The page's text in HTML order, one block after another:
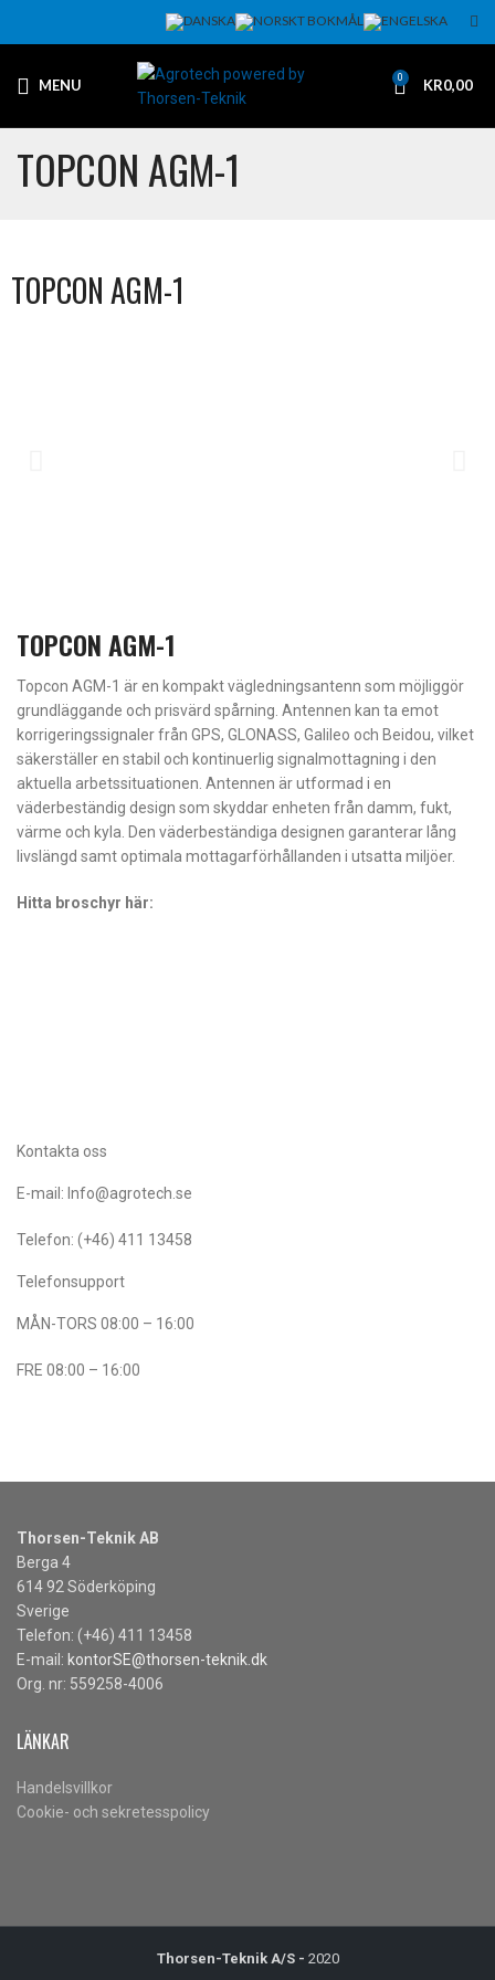
MENU 0 KR0,00
TOPCON AGM-1
TOPCON AGM-1
TOPCON AGM-1
Topcon AGM-1 är en kompakt vägledningsantenn som möjliggör
grundläggande och prisvärd spårning. Antennen kan ta emot
korrigeringssignaler från GPS, GLONASS, Galileo och Beidou, vilket
säkerställer en stabil och kontinuerlig signalmottagning i den
aktuella arbetssituationen. Antennen är utformad i en
väderbeständig design som skyddar enheten från damm, fukt,
värme och kyla. Den väderbeständiga designen garanterar lång
livslängd samt optimala mottagarförhållanden i utsatta miljöer.
Hitta broschyr här:
Kontakta oss
E-mail: Info@agrotech.se
Telefon: (+46) 411 13458
Telefonsupport
MÅN-TORS 08:00 – 16:00
FRE 08:00 – 16:00
Thorsen-Teknik AB
Berga 4
614 92 Söderköping
Sverige
Telefon: (+46) 411 13458
E-mail: kontorSE@thorsen-teknik.dk
Org. nr: 559258-4006
LÄNKAR
Handelsvillkor
Cookie- och sekretesspolicy
Thorsen-Teknik A/S - 2020